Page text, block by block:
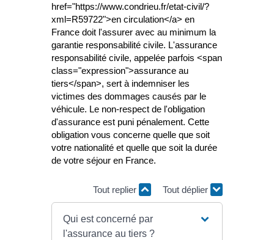
href="https://www.condrieu.fr/etat-civil/?
xml=R59722">en circulation</a> en
France doit l'assurer avec au minimum la
garantie responsabilité civile. L'assurance
responsabilité civile, appelée parfois <span
class="expression">assurance au
tiers</span>, sert à indemniser les
victimes des dommages causés par le
véhicule. Le non-respect de l'obligation
d'assurance est puni pénalement. Cette
obligation vous concerne quelle que soit
votre nationalité et quelle que soit la durée
de votre séjour en France.
Tout replier Tout déplier
Qui est concerné par
l'assurance au tiers ?